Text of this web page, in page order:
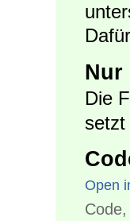
Nur
Die
setzt
Open